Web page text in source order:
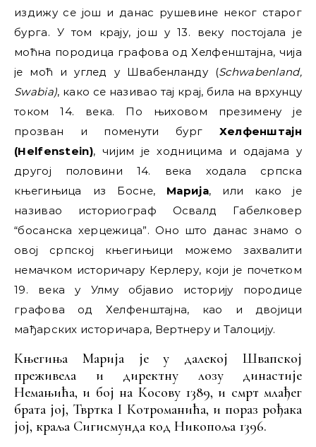
издижу се још и данас рушевине неког старог
бурга. У том крају, још у 13. веку постојала је
моћна породица графова од Хелфенштајна, чија
је моћ и углед у Швабенланду (Schwabenland,
Swabia), како се називао тај крај, била на врхунцу
током 14. века. По њиховом презимену је
прозван и поменути бург Хелфенштајн
(Helfenstein), чијим је ходницима и одајама у
другој половини 14. века ходала српска
књегињица из Босне, Марија, или како је
називао историограф Освалд Габелковер
“босанска херцежица”. Оно што данас знамо о
овој српској књегињици можемо захвалити
немачком историчару Керлеру, који је почетком
19. века у Улму објавио историју породице
графова од Хелфенштајна, као и двојици
мађарских историчара, Вертнеру и Талоцију.
Књегиња Марија је у далекој Швапској
преживела и директну лозу династије
Немањића, и бој на Косову 1389, и смрт млађег
брата јој, Твртка I Котроманића, и пораз рођака
јој, краља Сигисмунда код Никопоља 1396.